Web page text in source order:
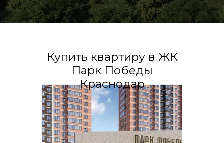
Купить квартиру в ЖК
Парк Победы
Краснодар